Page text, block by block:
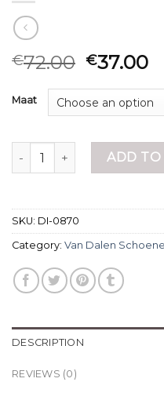
€72.00 €37.00
Maat
van dalen schoenenADD TO
SKU: DI-0870
Category: Van Dalen
DESCRIPTION
REVIEWS (0)